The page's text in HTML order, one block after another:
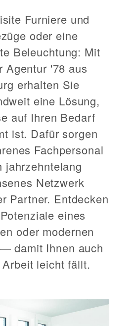
Furniere und
oder eine
Beleuchtung: Mit
Agentur '78 aus
erhalten Sie
eine Lösung,
auf Ihren Bedarf
ist. Dafür sorgen
Fachpersonal
jahrzehntelang
Netzwerk
Partner. Entdecken
eines
oder modernen
damit Ihnen auch
leicht fällt.